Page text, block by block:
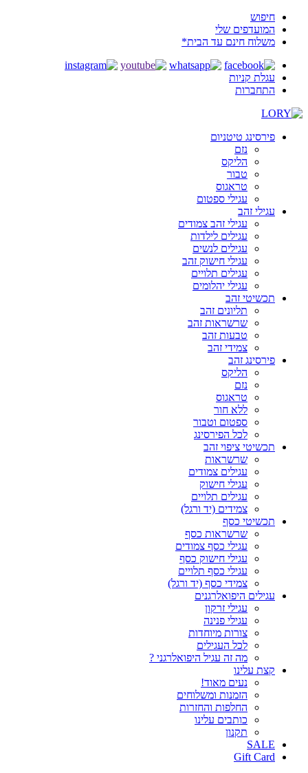
חיפוש
המועדפים שלי
משלוח חינם עד הבית*
עגלת קניות
התחברות
פירסינג טיטניום
נזם
הליקס
טבור
טראגוס
עגילי ספטום
עגילי זהב
עגילי זהב צמודים
עגילים לילדות
עגילים לנשים
עגילי חישוק זהב
עגילים תלויים
עגילי יהלומים
תכשיטי זהב
תליונים זהב
שרשראות זהב
טבעות זהב
צמידי זהב
פירסינג זהב
הליקס
נזם
טראגוס
ללא חור
ספטום וטבור
לכל הפירסינג
תכשיטי ציפוי זהב
שרשראות
עגילים צמודים
עגילי חישוק
עגילים תלויים
צמידים (יד ורגל)
תכשיטי כסף
שרשראות כסף
עגילי כסף צמודים
עגילי חישוק כסף
עגילי כסף תלויים
צמידי כסף (יד ורגל)
עגילים היפואלרגנים
עגילי זרקון
עגילי פנינה
צורות מיוחדות
לכל העגילים
מה זה עגיל היפואלרגני ?
קצת עלינו
נעים מאוד!
הזמנות ומשלוחים
החלפות והחזרות
כותבים עלינו
תקנון
SALE
Gift Card